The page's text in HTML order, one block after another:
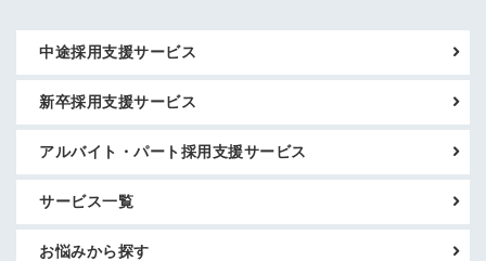
中途採用支援サービス
新卒採用支援サービス
アルバイト・パート採用支援サービス
サービス一覧
お悩みから探す